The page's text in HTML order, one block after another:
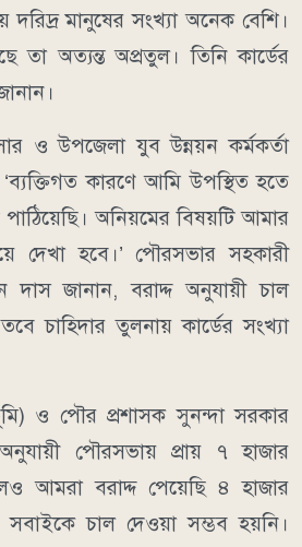
মানুষের সংখ্যা অনেক বেশি।
তা অত্যন্ত অপ্রতুল। তিনি কার্ডের
ও উপজেলা যুব উন্নয়ন কর্মকর্তা
কারণে আমি উপস্থিত হতে
পাঠিয়েছি। অনিয়মের বিষয়টি আমার
দেখা হবে।’ পৌরসভার সহকারী
জানান, বরাদ্দ অনুযায়ী চাল
চাহিদার তুলনায় কার্ডের সংখ্যা
ও পৌর প্রশাসক সুনন্দা সরকার
পৌরসভায় প্রায় ৭ হাজার
আমরা বরাদ্দ পেয়েছি ৪ হাজার
সবাইকে চাল দেওয়া সম্ভব হয়নি।